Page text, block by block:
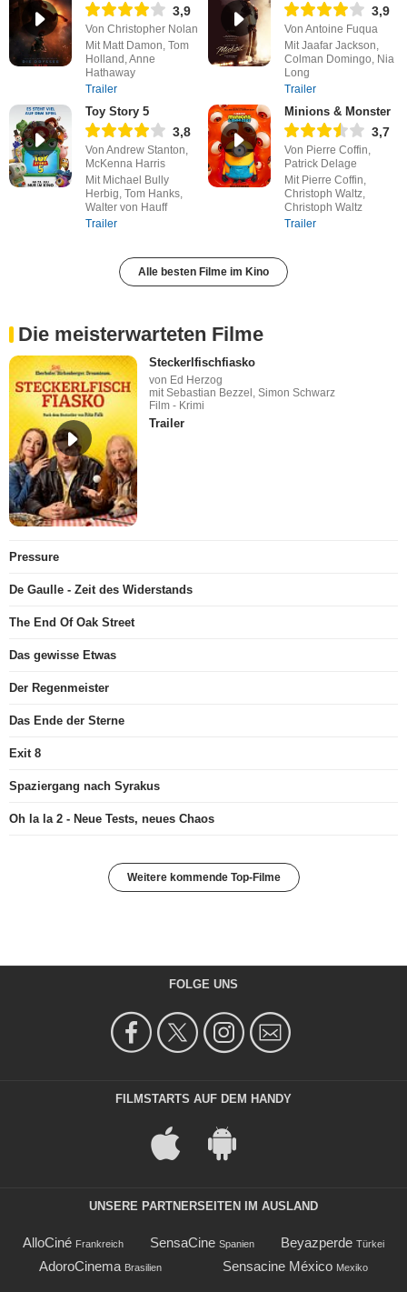
3,9
Von Christopher Nolan
Mit Matt Damon, Tom
Holland, Anne
Hathaway
Trailer
3,9
Von Antoine Fuqua
Mit Jaafar Jackson,
Colman Domingo, Nia
Long
Trailer
Toy Story 5
3,8
Von Andrew Stanton,
McKenna Harris
Mit Michael Bully
Herbig, Tom Hanks,
Walter von Hauff
Trailer
Minions & Monster
3,7
Von Pierre Coffin,
Patrick Delage
Mit Pierre Coffin,
Christoph Waltz,
Christoph Waltz
Trailer
Alle besten Filme im Kino
Die meisterwarteten Filme
Steckerlfischfiasko
von Ed Herzog
mit Sebastian Bezzel, Simon Schwarz
Film - Krimi
Trailer
Pressure
De Gaulle - Zeit des Widerstands
The End Of Oak Street
Das gewisse Etwas
Der Regenmeister
Das Ende der Sterne
Exit 8
Spaziergang nach Syrakus
Oh la la 2 - Neue Tests, neues Chaos
Weitere kommende Top-Filme
FOLGE UNS
FILMSTARTS AUF DEM HANDY
UNSERE PARTNERSEITEN IM AUSLAND
AlloCiné Frankreich SensaCine Spanien Beyazperde Türkei
AdoroCinema Brasilien Sensacine México Mexiko